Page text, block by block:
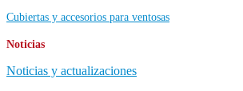
Cubiertas y accesorios para ventosas
Noticias
Noticias y actualizaciones